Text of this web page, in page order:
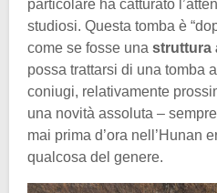
particolare ha catturato
studiosi. Questa tomba è
come se fosse una struttura
possa trattarsi di una tomba
coniugi, relativamente
una novità assoluta –
mai prima d’ora nell’Hunan
qualcosa del genere.